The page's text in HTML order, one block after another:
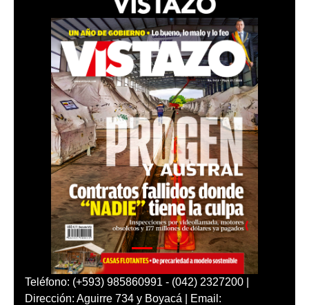
Teléfono: (+593) 985860991 - (042) 2327200 |
Dirección: Aguirre 734 y Boyacá | Email: